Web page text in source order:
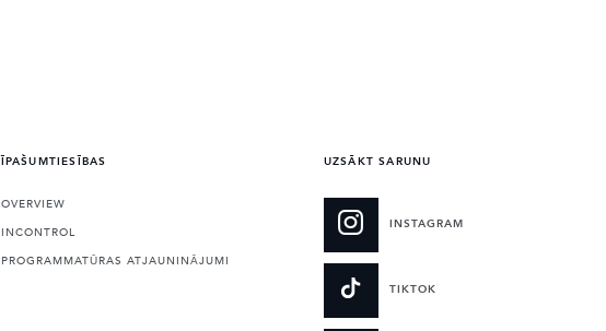
ĪPAŠUMTIESĪBAS
OVERVIEW
INCONTROL
PROGRAMMATŪRAS ATJAUNINĀJUMI
UZSĀKT SARUNU
INSTAGRAM
TIKTOK